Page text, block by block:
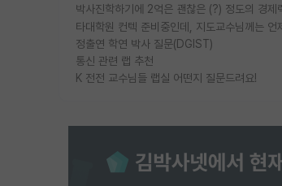
정출연 학연 박사 질문(DGIST)
통신 관련 랩 추천
K 전전 교수님들 랩실 어떤지 질문드려요!